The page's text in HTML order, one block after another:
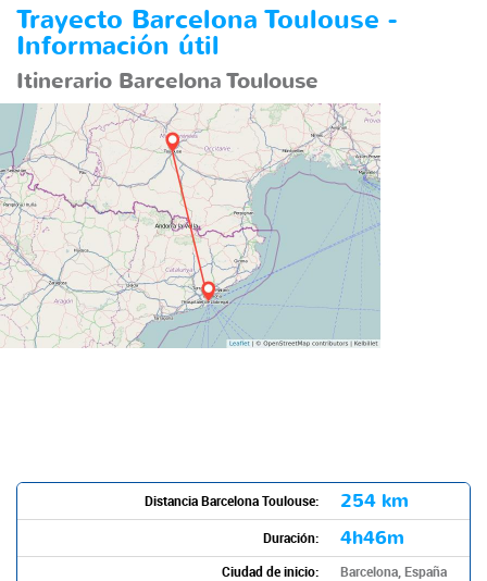
Trayecto Barcelona Toulouse -
Información útil
Itinerario Barcelona Toulouse
Distancia Barcelona Toulouse: 254 km
Duración: 4h46m
Ciudad de inicio:
Barcelona, España